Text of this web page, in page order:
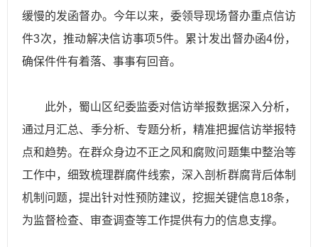
缓慢的发函督办。今年以来，委领导现场督办重点信访
件3次，推动解决信访事项5件。累计发出督办函4份，
确保件件有着落、事事有回音。
此外，蜀山区纪委监委对信访举报数据深入分析，
通过月汇总、季分析、专题分析，精准把握信访举报特
点和趋势。在群众身边不正之风和腐败问题集中整治等
工作中，细致梳理群腐件线索，深入剖析群腐背后体制
机制问题，提出针对性预防建议，挖掘关键信息18条，
为监督检查、审查调查等工作提供有力的信息支撑。